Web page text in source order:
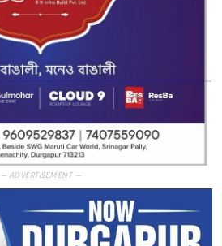
— ADVERTISEMENT —